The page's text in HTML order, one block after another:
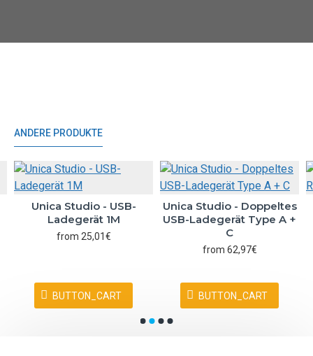
ANDERE PRODUKTE
Unica Studio - USB-
Ladegerät 1M
from 25,01€
BUTTON_CART
Unica Studio - Doppeltes
USB-Ladegerät Type A +
C
from 62,97€
BUTTON_CART